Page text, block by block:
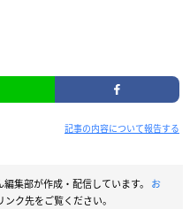
記事の内容について報告する
編集部が作成・配信しています。 お
ク先をご覧ください。